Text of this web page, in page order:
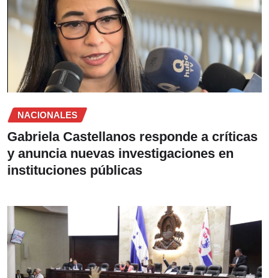
NACIONALES
Gabriela Castellanos responde a críticas
y anuncia nuevas investigaciones en
instituciones públicas